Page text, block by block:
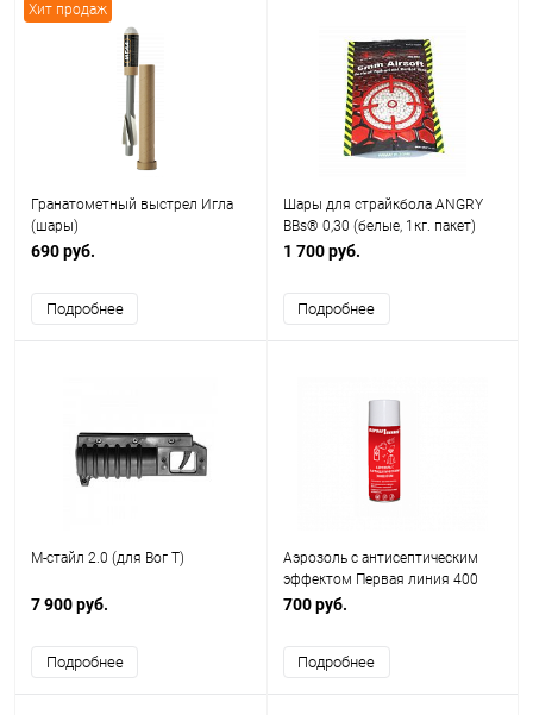
Хит продаж
Гранатометный выстрел Игла
(шары)
690 руб.
Подробнее
Шары для страйкбола ANGRY
BBs® 0,30 (белые, 1кг. пакет)
Taiwan TJ-030
1 700 руб.
Подробнее
М-стайл 2.0 (для Вог Т)
7 900 руб.
Подробнее
Аэрозоль с антисептическим
эффектом Первая линия 400
мл.
700 руб.
Подробнее